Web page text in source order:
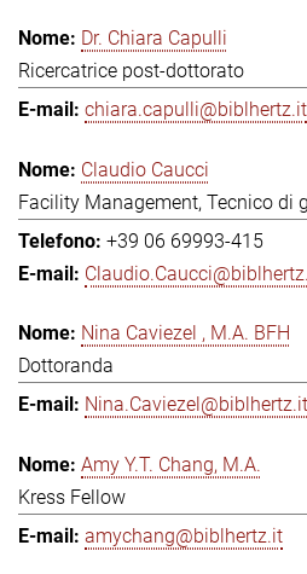
Dr. Chiara Capulli
Ricercatrice post-dottorato
chiara.capulli@biblhertz.it
Claudio Caucci
Facility Management, Tecnico di
+39 06 69993-415
Nina Caviezel , M.A. BFH
Dottoranda
Nina.Caviezel@biblhertz.it
Amy Y.T. Chang, M.A.
Kress Fellow
amychang@biblhertz.it